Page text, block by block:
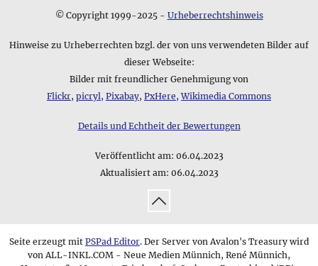
© Copyright 1999-2025 - Urheberrechtshinweis
Hinweise zu Urheberrechten bzgl. der von uns verwendeten Bilder auf
dieser Webseite:
Bilder mit freundlicher Genehmigung von
Flickr, picryl, Pixabay, PxHere,Wikimedia Commons
Details und Echtheit der Bewertungen
Veröffentlicht am: 06.04.2023
Aktualisiert am: 06.04.2023
↑
Seite erzeugt mit PSPad Editor. Der Server von Avalon's Treasury wird
von ALL-INKL.COM - Neue Medien Münnich, René Münnich,